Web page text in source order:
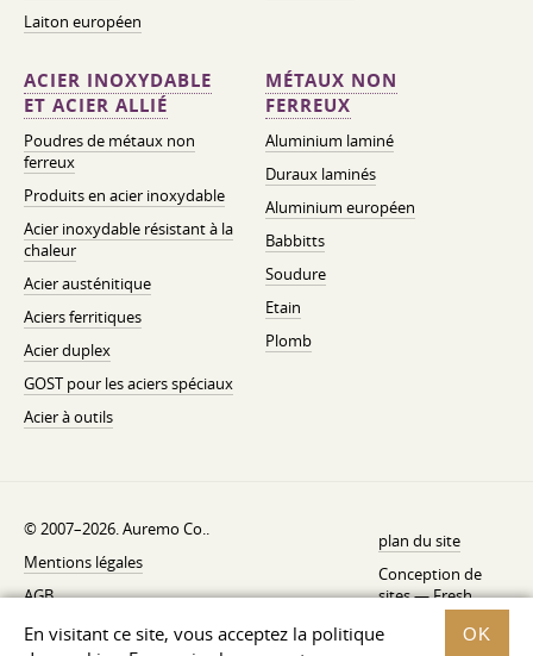
En visitant ce site, vous acceptez la politique
OK
Laiton européen
ACIER INOXYDABLE
ET ACIER ALLIÉ
Poudres de métaux non
ferreux
Produits en acier inoxydable
Acier inoxydable résistant à la
chaleur
Acier austénitique
Aciers ferritiques
Acier duplex
GOST pour les aciers spéciaux
Acier à outils
MÉTAUX NON
FERREUX
Aluminium laminé
Duraux laminés
Aluminium européen
Babbitts
Soudure
Etain
Plomb
© 2007–2026. Auremo Co..
Mentions légales
AGB
Politique de rétractation
plan du site
Conception de
sites —Fresh